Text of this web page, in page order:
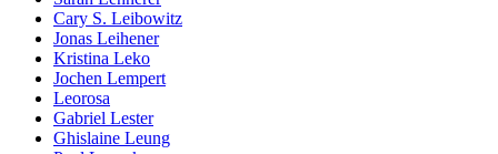
Cary S. Leibowitz
Jonas Leihener
Kristina Leko
Jochen Lempert
Leorosa
Gabriel Lester
Ghislaine Leung